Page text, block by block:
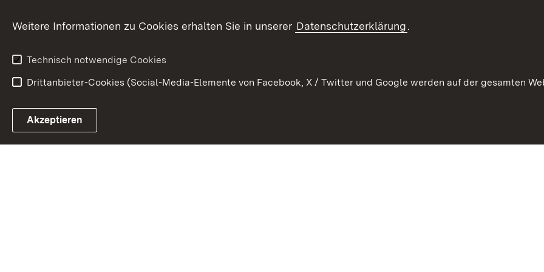
Link zum Landesportal
Weitere Informationen zu Cookies erhalten Sie in unserer Datenschutzerklärung.
Technisch notwendige Cookies
Drittanbieter-Cookies (Social-Media-Elemente von Facebook, X / Twitter und Google werden auf der gesamten
Akzeptieren